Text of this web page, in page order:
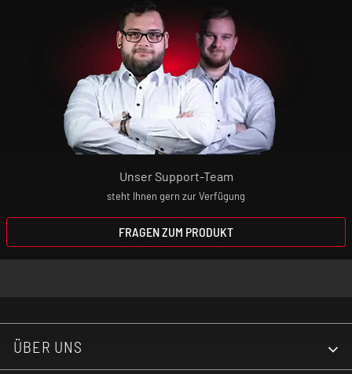
Unser Support-Team
steht Ihnen gern zur Verfügung
FRAGEN ZUM PRODUKT
ÜBER UNS